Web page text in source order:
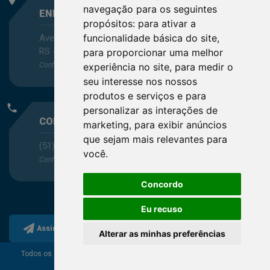
navegação para os seguintes
propósitos: para ativar a
funcionalidade básica do site,
para proporcionar uma melhor
experiência no site, para medir o
seu interesse nos nossos
produtos e serviços e para
personalizar as interações de
marketing, para exibir anúncios
que sejam mais relevantes para
você.
Concordo
Eu recuso
Alterar as minhas preferências
ENDEREÇO
Avenida Itaqui, 45, Bairro Petrópolis, Porto Alegre -
RS - CEP 90460-140
Confira as demaislocalizações no Estado
phone
CONTATO
(51) 3330-5659
Confira os e-mailsaqui
Assine a nossa newsletter
Todos os direitos reservados ao Conselho Regional de